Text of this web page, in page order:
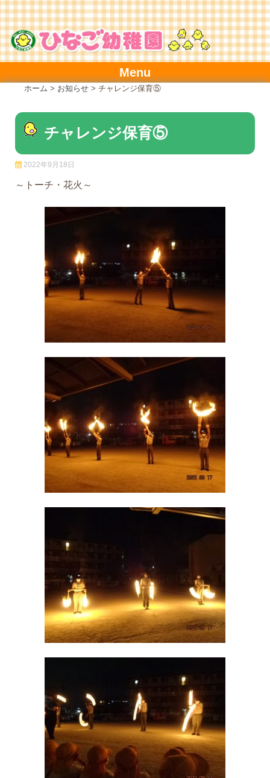
Skip
to
content
Menu
ホーム > お知らせ > チャレンジ保育⑤
チャレンジ保育⑤
2022年9月18日
～トーチ・花火～